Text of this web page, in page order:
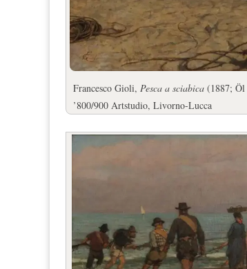
Francesco Gioli, Pesca a sciabica (1887;
’800/900 Artstudio, Livorno-Lucca